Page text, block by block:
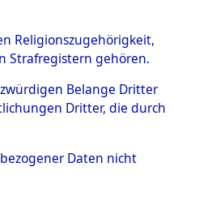
→0002
Religionszugehörigkeit,
Strafregistern gehören.
Belange Dritter
Dritter, die durch
Daten nicht